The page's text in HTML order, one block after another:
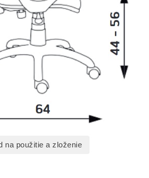
na použitie a zloženie